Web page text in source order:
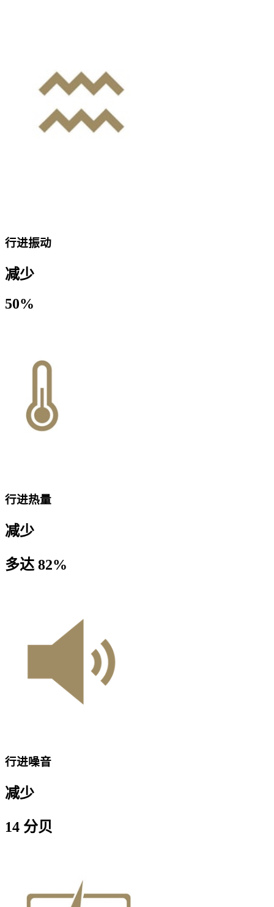
行进振动
减少
50%
行进热量
减少
多达 82%
行进噪音
减少
14 分贝